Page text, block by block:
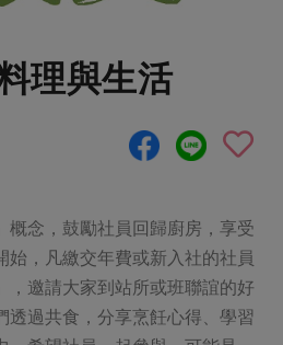
沖泡飲品
能源議題
減塑減廢
食農教育
理與生活
概念，鼓勵社員回歸廚房，享受
始，凡繳交年費或新入社的社員
，邀請大家到站所或班聯誼的好
透過共食，分享烹飪心得、學習